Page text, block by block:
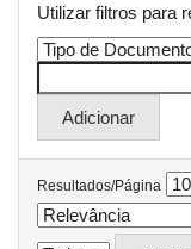
Utilizar filtros para
Resultados/Página